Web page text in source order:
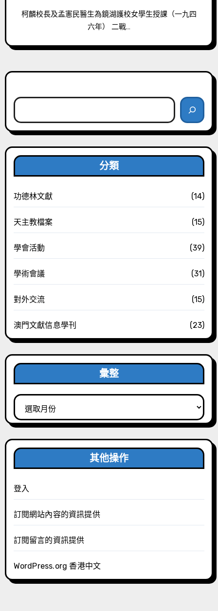
柯麟校長及孟憲民醫生為鏡湖護校女學生授課（一九四
六年） 二戰…
分類
功德林文獻 (14)
天主教檔案 (15)
學會活動 (39)
學術會議 (31)
對外交流 (15)
澳門文獻信息學刊 (23)
彙整
彙
整
其他操作
登入
訂閱網站內容的資訊提供
訂閱留言的資訊提供
WordPress.org 香港中文